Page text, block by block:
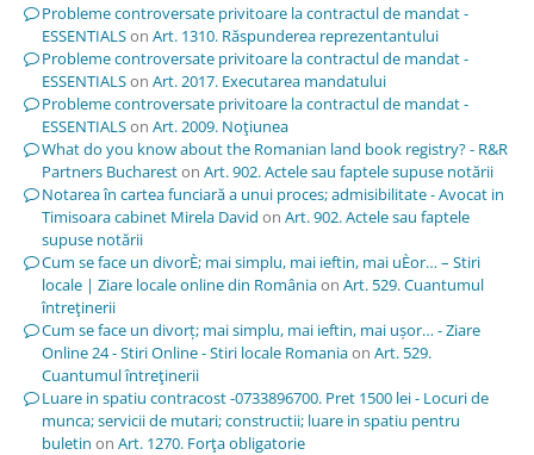
Probleme controversate privitoare la contractul de mandat -
ESSENTIALSon Art. 1310. Răspunderea reprezentantului
Probleme controversate privitoare la contractul de mandat -
ESSENTIALSon Art. 2017. Executarea mandatului
Probleme controversate privitoare la contractul de mandat -
ESSENTIALSon Art. 2009. Noţiunea
What do you know about the Romanian land book registry? - R&R
Partners Buchareston Art. 902. Actele sau faptele supuse notării
Notarea în cartea funciară a unui proces; admisibilitate - Avocat in
Timisoara cabinet Mirela David on Art. 902. Actele sau faptele
supuse notării
Cum se face un divorÈ; mai simplu, mai ieftin, mai uÈor… – Stiri
locale | Ziare locale online din Româniaon Art. 529. Cuantumul
întreţinerii
Cum se face un divorț; mai simplu, mai ieftin, mai ușor… - Ziare
Online 24 - Stiri Online - Stiri locale Romaniaon Art. 529.
Cuantumul întreţinerii
Luare in spatiu contracost -0733896700. Pret 1500 lei - Locuri de
munca; servicii de mutari; constructii; luare in spatiu pentru
buletin on Art. 1270. Forţa obligatorie